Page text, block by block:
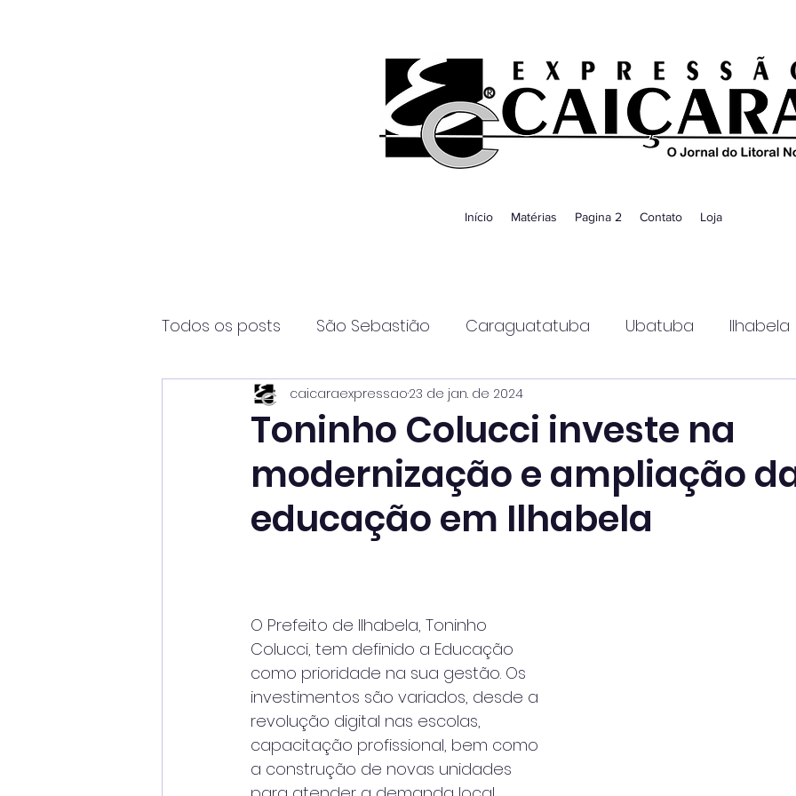
Início Matérias Pagina 2 Contato Loja
Todos os posts São Sebastião Caraguatatuba Ubatuba Ilhabela
Página2 Itanhaém Guaratinguetá
Toninho Colucci investe na
modernização e ampliação
educação em Ilhabela
caicaraexpressao23 de jan. de 2024
O Prefeito de Ilhabela, Toninho
Colucci, tem definido a Educação
como prioridade na sua gestão. Os
investimentos são variados, desde a
revolução digital nas escolas,
capacitação profissional, bem como
a construção de novas unidades